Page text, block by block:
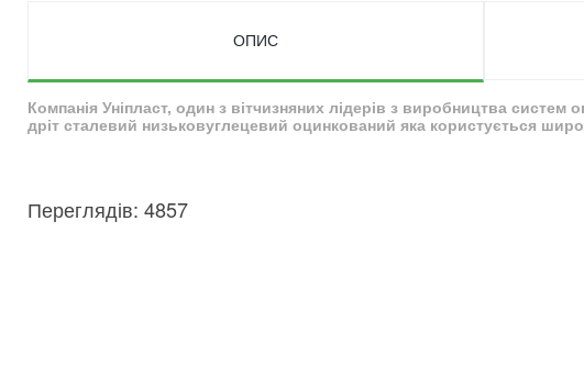
ОПИС
Компанія Уніпласт, один з вітчизняних лідерів з виробництва систем
дріт сталевий низьковуглецевий оцинкований яка користується
Переглядів: 4857